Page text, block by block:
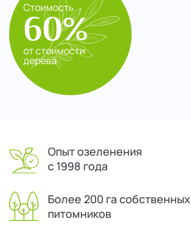
Стоимость
60%
от стоимости
дерева
Опыт озеленения
с 1998 года
Более 200 га собственных
питомников